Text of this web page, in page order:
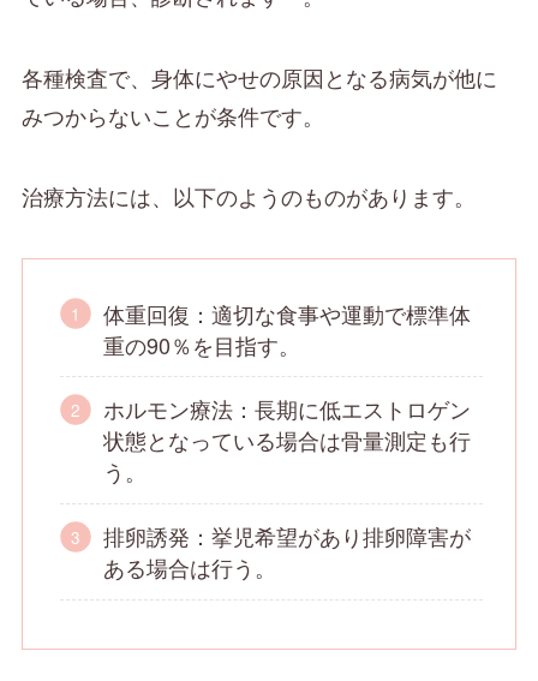
各種検査で、身体にやせの原因となる病気が他に
みつからないことが条件です。
治療方法には、以下のようのものがあります。
体重回復：適切な食事や運動で標準体
重の90％を目指す。
ホルモン療法：長期に低エストロゲン
状態となっている場合は骨量測定も行
う。
排卵誘発：挙児希望があり排卵障害が
ある場合は行う。